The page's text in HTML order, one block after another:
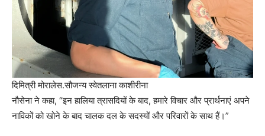
दिमित्री मोरालेस.सौजन्य स्वेतलाना काशीरीना
नौसेना ने कहा, “इन हालिया त्रासदियों के बाद, हमारे विचार और प्रार्थनाएं अपने
नाविकों को खोने के बाद चालक दल के सदस्यों और परिवारों के साथ हैं।”